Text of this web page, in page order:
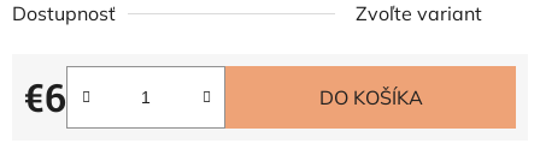
Dostupnosť Zvoľte variant
€6
Jednotková cena:
DO KOŠÍKA